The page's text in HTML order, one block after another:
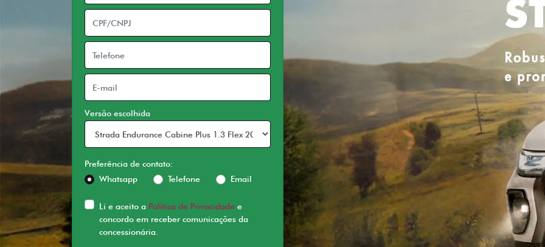
Versão escolhida
Preferência de contato:
Whatsapp
Telefone Email
Li e aceito a Política de Privacidade e
concordo em receber comunicações da
concessionária.